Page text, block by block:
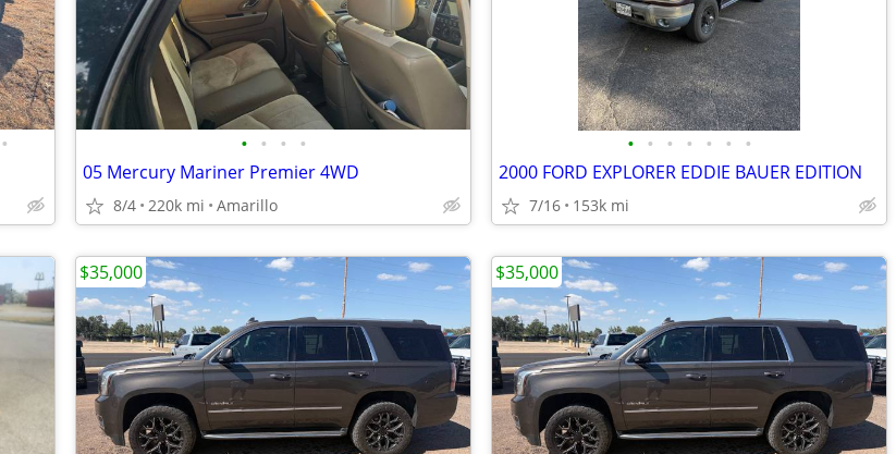
• • • • •
05 Mercury Mariner Premier 4WD
8/4 220k mi Amarillo
• • • • • • •
2000 FORD EXPLORER EDDIE BAUER EDITION
7/16 153k mi
$35,000 $35,000